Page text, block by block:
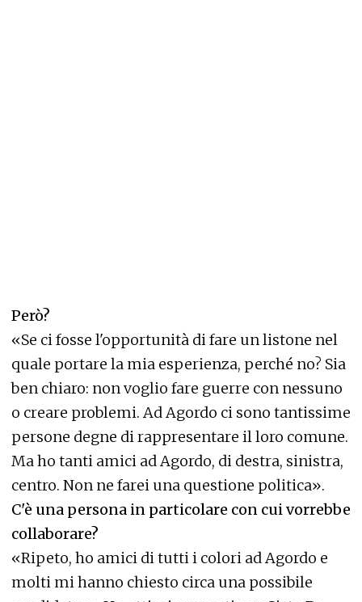
Però?
«Se ci fosse l'opportunità di fare un listone nel
quale portare la mia esperienza, perché no? Sia
ben chiaro: non voglio fare guerre con nessuno
o creare problemi. Ad Agordo ci sono tantissime
persone degne di rappresentare il loro comune.
Ma ho tanti amici ad Agordo, di destra, sinistra,
centro. Non ne farei una questione politica».
C'è una persona in particolare con cui vorrebbe
collaborare?
«Ripeto, ho amici di tutti i colori ad Agordo e
molti mi hanno chiesto circa una possibile